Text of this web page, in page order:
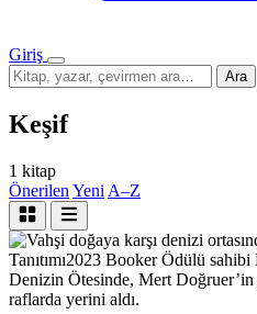
Giriş
Menü
Sitede
ara
Ara
Keşif
1 kitap
Önerilen Yeni A–Z
Tanıtımı2023 Booker Ödülü sahibi
Denizin Ötesinde, Mert
raflarda yerini aldı.